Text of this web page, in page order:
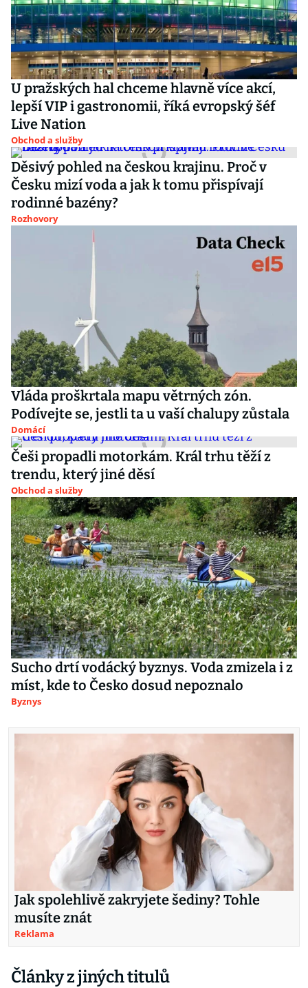
U pražských hal chceme hlavně více akcí,
lepší VIP i gastronomii, říká evropský šéf
Live Nation
Obchod a služby
Děsivý pohled na českou krajinu. Proč v
Česku mizí voda a jak k tomu přispívají
rodinné bazény?
Rozhovory
Vláda proškrtala mapu větrných zón.
Podívejte se, jestli ta u vaší chalupy zůstala
Domácí
Češi propadli motorkám. Král trhu těží z
trendu, který jiné děsí
Obchod a služby
Sucho drtí vodácký byznys. Voda zmizela i z
míst, kde to Česko dosud nepoznalo
Byznys
Jak spolehlivě zakryjete šediny? Tohle
musíte znát
Reklama
Články z jiných titulů